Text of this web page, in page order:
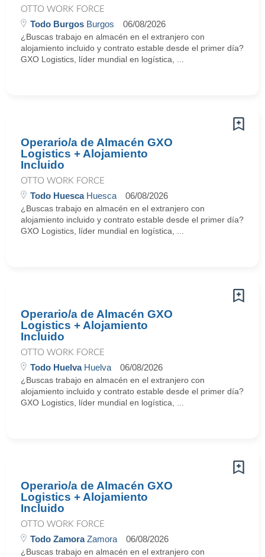
OTTO WORK FORCE
Todo Burgos Burgos 06/08/2026
¿Buscas trabajo en almacén en el extranjero con
alojamiento incluido y contrato estable desde el primer día?
GXO Logistics, líder mundial en logística, ...
Operario/a de Almacén GXO
Logistics + Alojamiento
Incluido
OTTO WORK FORCE
Todo HuescaHuesca 06/08/2026
¿Buscas trabajo en almacén en el extranjero con
alojamiento incluido y contrato estable desde el primer día?
GXO Logistics, líder mundial en logística, ...
Operario/a de Almacén GXO
Logistics + Alojamiento
Incluido
OTTO WORK FORCE
Todo HuelvaHuelva 06/08/2026
¿Buscas trabajo en almacén en el extranjero con
alojamiento incluido y contrato estable desde el primer día?
GXO Logistics, líder mundial en logística, ...
Operario/a de Almacén GXO
Logistics + Alojamiento
Incluido
OTTO WORK FORCE
Todo ZamoraZamora 06/08/2026
¿Buscas trabajo en almacén en el extranjero con